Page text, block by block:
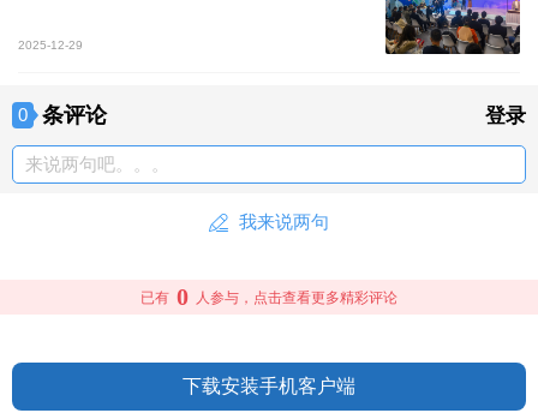
2025-12-29
0 条评论 登录
来说两句吧。。。
我来说两句
已有 0 人参与，点击查看更多精彩评论
下载安装手机客户端